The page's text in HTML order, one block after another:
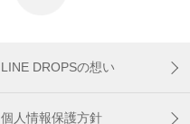
LINE DROPSの想い
個人情報保護方針